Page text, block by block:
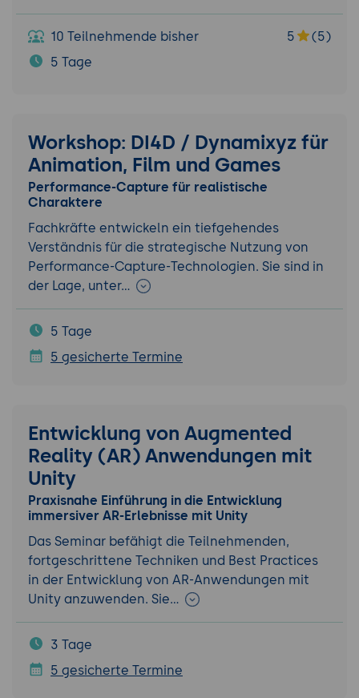
10 Teilnehmende bisher 5
(5)
5 Tage
Workshop: DI4D / Dynamixyz für
Animation, Film und Games
Performance-Capture für realistische
Charaktere
Fachkräfte entwickeln ein tiefgehendes
Verständnis für die strategische Nutzung von
Performance-Capture-Technologien. Sie sind in
der Lage, unter…
5 Tage
5 gesicherte Termine
Entwicklung von Augmented
Reality (AR) Anwendungen mit
Unity
Praxisnahe Einführung in die Entwicklung
immersiver AR-Erlebnisse mit Unity
Das Seminar befähigt die Teilnehmenden,
fortgeschrittene Techniken und Best Practices
in der Entwicklung von AR-Anwendungen mit
Unity anzuwenden. Sie…
3 Tage
5 gesicherte Termine